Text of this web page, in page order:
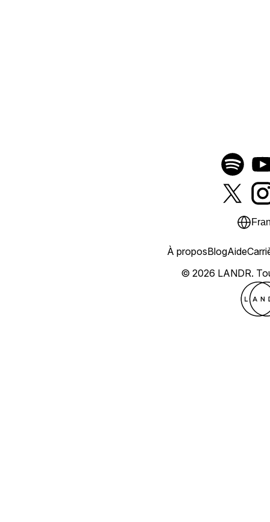
© 2026 LANDR.
À proposBlogAide